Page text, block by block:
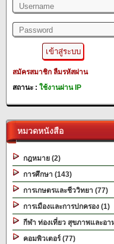
สมัครสมาชิก ลืมรหัสผ่าน
สถานะ : ใช้งานผ่าน IP
หมวดหนังสือ
กฎหมาย (2)
การศึกษา (143)
การเกษตรและชีววิทยา (77)
การเมืองและการปกครอง (1)
กีฬา ท่องเที่ยว สุขภาพและอา
คอมพิวเตอร์ (77)